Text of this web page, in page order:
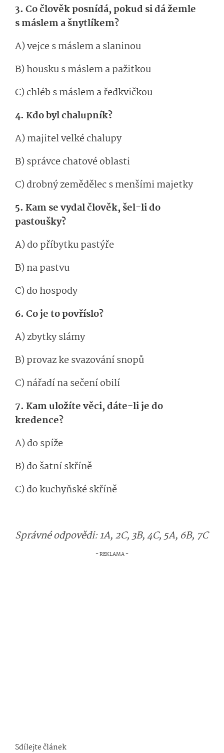
3. Co člověk posnídá, pokud si dá žemle
s máslem a šnytlíkem?
A) vejce s máslem a slaninou
B) housku s máslem a pažitkou
C) chléb s máslem a ředkvičkou
4. Kdo byl chalupník?
A) majitel velké chalupy
B) správce chatové oblasti
C) drobný zemědělec s menšími majetky
5. Kam se vydal člověk, šel-li do
pastoušky?
A) do příbytku pastýře
B) na pastvu
C) do hospody
6. Co je to povříslo?
A) zbytky slámy
B) provaz ke svazování snopů
C) nářadí na sečení obilí
7. Kam uložíte věci, dáte-li je do
kredence?
A) do spíže
B) do šatní skříně
C) do kuchyňské skříně
Správné odpovědi: 1A, 2C, 3B, 4C, 5A, 6B, 7C
Sdílejte článek